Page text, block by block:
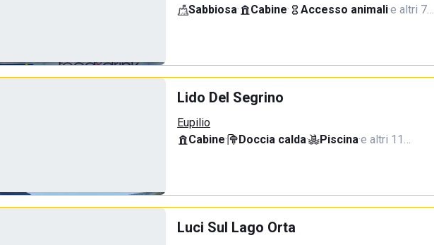
Sabbiosa· Cabine· Accesso animali·e altri 7…
Lido Del Segrino
Eupilio
Cabine· Doccia calda· Piscina·e altri 11…
Luci Sul Lago Orta